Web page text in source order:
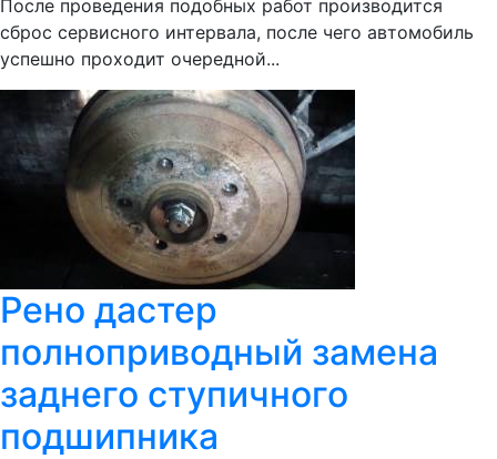
После проведения подобных работ производится
сброс сервисного интервала, после чего автомобиль
успешно проходит очередной...
Рено дастер
полноприводный замена
заднего ступичного
подшипника